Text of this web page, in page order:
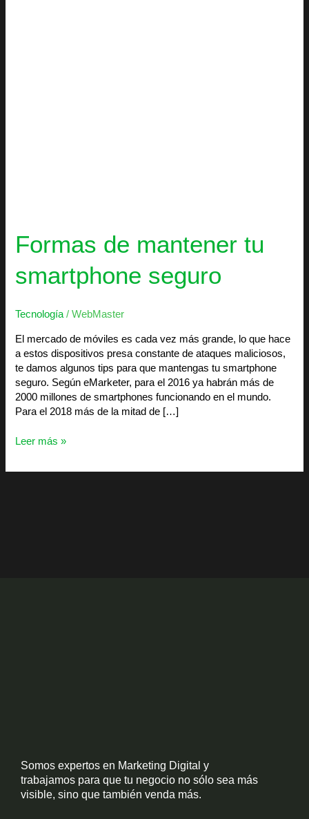
Formas de mantener tu
smartphone seguro
Tecnología/WebMaster
El mercado de móviles es cada vez más grande, lo que hace
a estos dispositivos presa constante de ataques maliciosos,
te damos algunos tips para que mantengas tu smartphone
seguro. Según eMarketer, para el 2016 ya habrán más de
2000 millones de smartphones funcionando en el mundo.
Para el 2018 más de la mitad de […]
Leer más »
Somos expertos en Marketing Digital y
trabajamos para que tu negocio no sólo sea más
visible, sino que también venda más.